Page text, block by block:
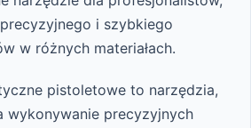
i szybkiego
w różnych materiałach.
pistoletowe to narzędzia,
wykonywanie precyzyjnych